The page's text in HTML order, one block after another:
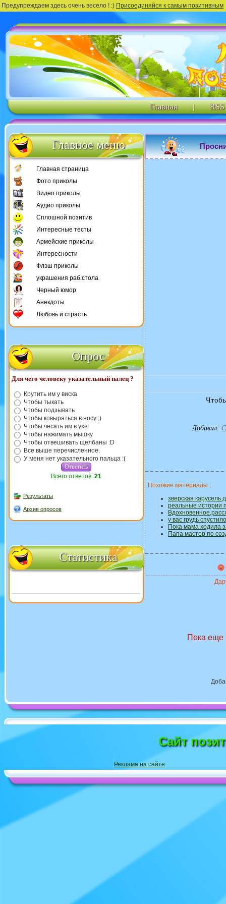
Предупреждаем здесь очень весело ! :) Присоединяйся к самым позитивным
Главная | RSS
Главное меню
Главная страница
Фото приколы
Видео приколы
Аудио приколы
Сплошной позитив
Интересные тесты
Армейские приколы
Интересности
Флэш приколы
украшения раб.стола
Черный юмор
Анекдоты
Любовь и страсть
Опрос
Для чего человеку указательный палец ?
Крутить им у виска
Чтобы тыкать
Чтобы подзывать
Чтобы ковыряться в носу ;)
Чтобы чесать им в ухе
Чтобы нажимать мышку
Чтобы отвешивать щелбаны :D
Все выше перечисленное.
У меня нет указательного пальца :(
Всего ответов: 21
Результаты
Архив опросов
Статистика
Добавил:
Похожие материалы :
зверская карусель
реальные истории
у вас грудь
Пока мама ходила
Папа мастер по
Пока еще
Сайт
Реклама на сайте